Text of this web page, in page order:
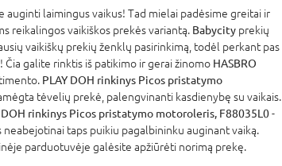
auginti laimingus vaikus! Tad mielai padėsime greitai ir
reikalingos vaikiškos prekės variantą. Babycity prekių
vaikiškų prekių ženklų pasirinkimą, todėl perkant pas
Čia galite rinktis iš patikimo ir gerai žinomo HASBRO
PLAY DOH rinkinys Picos pristatymo
tėvelių prekė, palengvinanti kasdienybę su vaikais.
DOH rinkinys Picos pristatymo motoroleris, F88035L0-
neabejotinai taps puikiu pagalbininku auginant vaiką.
parduotuvėje galėsite apžiūrėti norimą prekę.